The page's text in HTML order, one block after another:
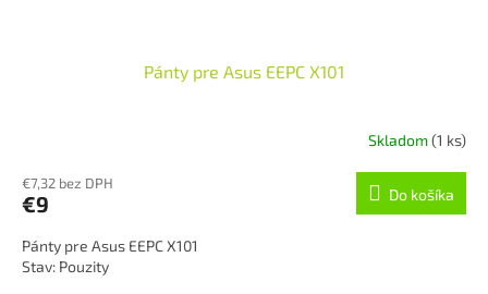
Pánty pre Asus EEPC X101
Skladom(1 ks)
€7,32 bez DPH
€9 Do košíka
Pánty pre Asus EEPC X101
Stav: Pouzity